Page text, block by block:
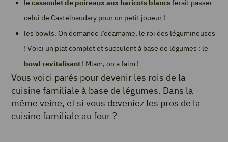
le cassoulet de poireaux aux haricots blancsferait passer
celui de Castelnaudary pour un petit joueur !
les bowls. On demande l’edamame, le roi des légumineuses
! Voici un plat complet et succulent à base de légumes : le
bowl revitalisant! Miam, on a faim !
Vous voici parés pour devenir les rois de la
cuisine familiale à base de légumes. Dans la
même veine, et si vous deveniez les pros de la
cuisine familiale au four ?